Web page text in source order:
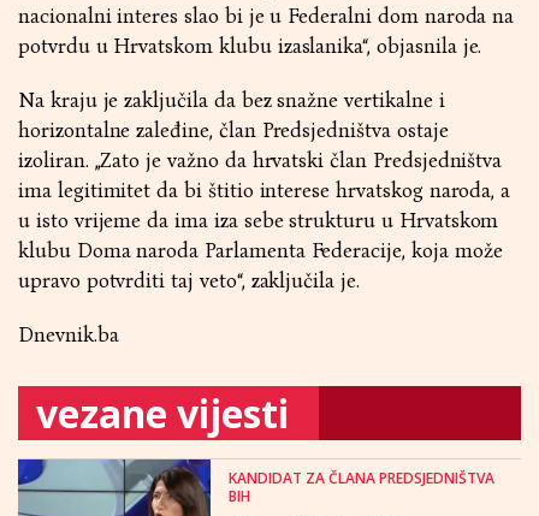
nacionalni interes slao bi je u Federalni dom naroda na
potvrdu u Hrvatskom klubu izaslanika“, objasnila je.
Na kraju je zaključila da bez snažne vertikalne i
horizontalne zaleđine, član Predsjedništva ostaje
izoliran. „Zato je važno da hrvatski član Predsjedništva
ima legitimitet da bi štitio interese hrvatskog naroda, a
u isto vrijeme da ima iza sebe strukturu u Hrvatskom
klubu Doma naroda Parlamenta Federacije, koja može
upravo potvrditi taj veto“, zaključila je.
Dnevnik.ba
vezane vijesti
KANDIDAT ZA ČLANA PREDSJEDNIŠTVA
BIH